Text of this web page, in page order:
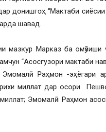
донишгоҳ “Мактаби
шавад.
мазкур Марказ ба омӯзиши
“Асосгузори мактаби
Эмомалӣ Раҳмон -эҳёгари
миллат дар осори
Эмомалӣ Раҳмон